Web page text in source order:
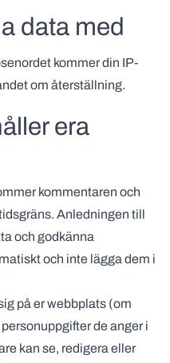
data med
kommer din IP-
om återställning.
era
kommentaren och
Anledningen till
och godkänna
och inte lägga dem i
på er webbplats (om
de anger i
kan se, redigera eller